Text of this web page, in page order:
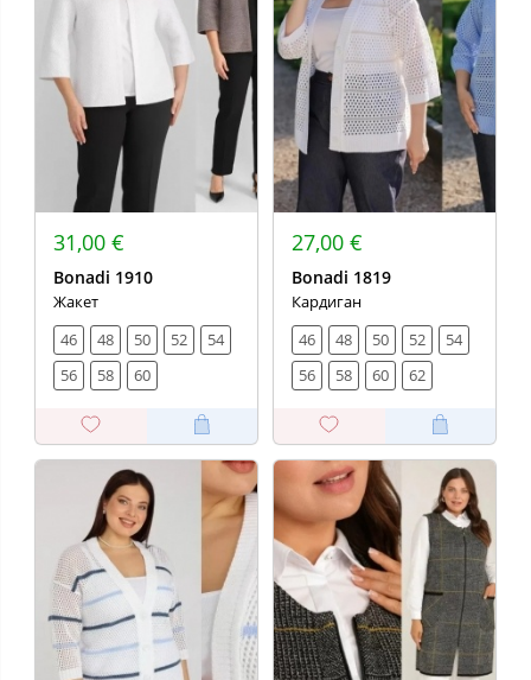
31,00 €
Bonadi 1910
Жакет
46
48 50 52
54
56
58 60
27,00 €
Bonadi 1819
Кардиган
46
48 50 52
54
56
58 60 62